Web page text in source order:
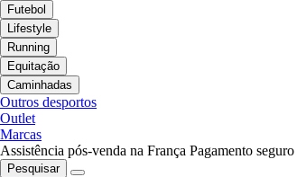
Futebol
Lifestyle
Running
Equitação
Caminhadas
Outros desportos
Outlet
Marcas
Assistência pós-venda na França Pagamento seguro
Pesquisar